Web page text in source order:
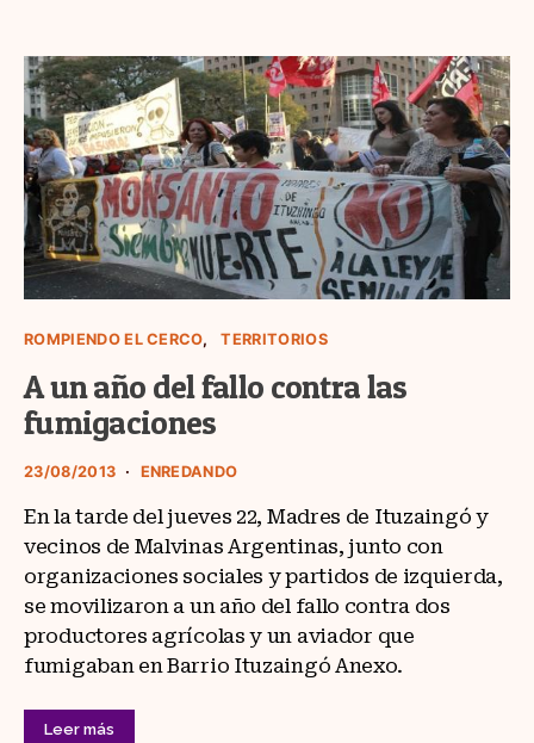
ROMPIENDO EL CERCO TERRITORIOS
A un año del fallo contra las
fumigaciones
23/08/2013 ENREDANDO
En la tarde del jueves 22, Madres de Ituzaingó y
vecinos de Malvinas Argentinas, junto con
organizaciones sociales y partidos de izquierda,
se movilizaron a un año del fallo contra dos
productores agrícolas y un aviador que
fumigaban en Barrio Ituzaingó Anexo.
Leer más